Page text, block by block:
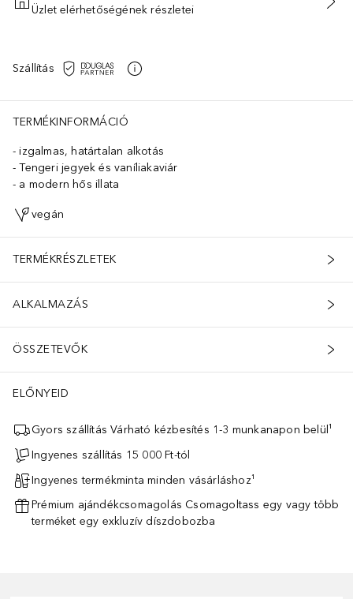
KOSÁRBA HELYEZÉS
Üzlet elérhetőségének részletei
Szállítás
TERMÉKINFORMÁCIÓ
izgalmas, határtalan alkotás
Tengeri jegyek és vaníliakaviár
a modern hős illata
vegán
TERMÉKRÉSZLETEK
ALKALMAZÁS
ÖSSZETEVŐK
ELŐNYEID
Gyors szállítás Várható kézbesítés 1-3 munkanapon belül¹
Ingyenes szállítás 15 000 Ft-tól
Ingyenes termékminta minden vásárláshoz¹
Prémium ajándékcsomagolás Csomagoltass egy vagy több
terméket egy exkluzív díszdobozba